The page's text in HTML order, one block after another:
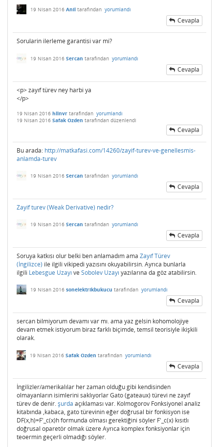
19 Nisan 2016 Anil tarafından yorumlandı
Cevapla
Sorularin ilerleme garantisi var mi?
19 Nisan 2016 Sercan tarafından yorumlandı
Cevapla
<p> zayıf türev ney harbi ya
</p>
19 Nisan 2016 hllnvr tarafından yorumlandı
19 Nisan 2016 Safak Ozden tarafından düzenlendi
Cevapla
Bu arada: http://matkafasi.com/14260/zayif-turev-ve-genellesmis-
anlamda-turev
19 Nisan 2016 Sercan tarafından yorumlandı
Cevapla
Zayif turev (Weak Derivative) nedir?
19 Nisan 2016 Sercan tarafından yorumlandı
Cevapla
Soruya katkısı olur belki ben anlamadım ama Zayıf Türev
(İngilizce) ile ilgili vikipedi yazısını okuyabilirsin. Ayrıca bunlarla
ilgili Lebesgue Uzayı ve Sobolev Uzayı yazılarına da göz atabilirsin.
19 Nisan 2016 sonelektrikbukucu tarafından yorumlandı
Cevapla
sercan bilmiyorum devamı var mı. ama yaz gelsin kohomolojiye
devam etmek istiyorum biraz farklı biçimde, temsil teorisiyle ikişkili
olarak.
19 Nisan 2016 Safak Ozden tarafından yorumlandı
Cevapla
İngilizler/amerikalılar her zaman olduğu gibi kendisinden
olmayanların isimlerini saklıyorlar Gato (gateaux) türevi ne zayıf
türev de denir.şurda açıklaması var. Kolmogorov Fonksiyonel analiz
kitabında ,kabaca, gato türevinin eğer doğrusal bir fonkisyon ise
DF(x,h)=F'_c(x)h formunda olması gerektiğini söyler F'_c(x) kısıtlı
doğrusal oparetör olmak üzere Ayrıca komplex fonksiyonlar için
teoermin geçerli olmadığı söyler.